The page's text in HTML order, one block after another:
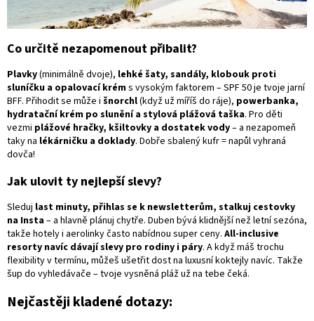
Co určitě nezapomenout přibalit?
Plavky(minimálně dvoje), lehké šaty, sandály, klobouk proti
sluníčku a opalovací kréms vysokým faktorem – SPF 50 je tvoje jarní
BFF. Přihodit se může i šnorchl(když už míříš do ráje), powerbanka,
hydratační krém po slunění a stylová plážová taška. Pro děti
vezmi plážové hračky, kšiltovky a dostatek vody– a nezapomeň
taky na lékárničku a doklady. Dobře sbalený kufr = napůl vyhraná
dovča!
Jak ulovit ty nejlepší slevy?
Sleduj last minuty, přihlas se k newsletterům, stalkuj cestovky
na Insta– a hlavně plánuj chytře. Duben bývá klidnější než letní sezóna,
takže hotely i aerolinky často nabídnou super ceny. All-inclusive
resorty navíc dávají slevy pro rodiny i páry. A když máš trochu
flexibility v termínu, můžeš ušetřit dost na luxusní koktejly navíc. Takže
šup do vyhledávače – tvoje vysněná pláž už na tebe čeká.
Nejčastěji kladené dotazy: